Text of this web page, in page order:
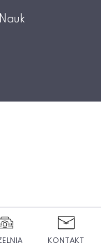
KONTAKT